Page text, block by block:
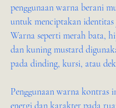
penggunaan warna berani
untuk menciptakan identitas
Warna seperti merah bata,
dan kuning mustard
pada dinding, kursi, atau
Penggunaan warna kontras
energi dan karakter pada